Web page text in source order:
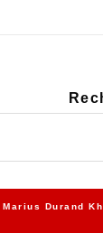
Marius Durand